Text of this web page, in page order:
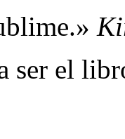
ser el